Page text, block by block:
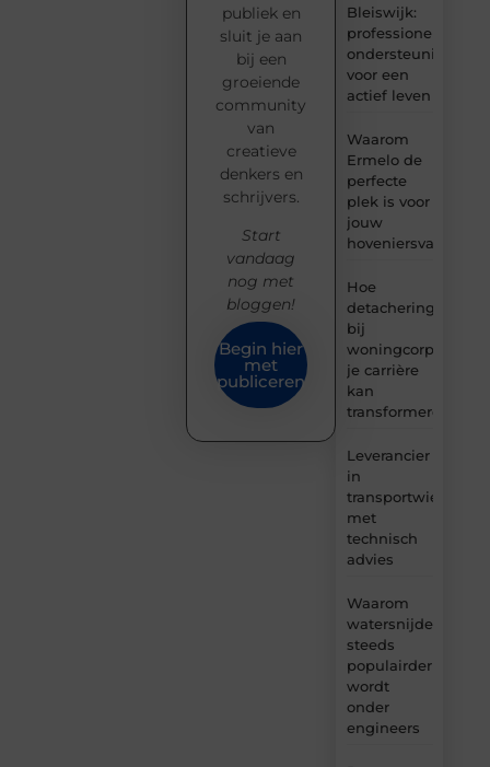
Bleiswijk:
professionele
ondersteuning
voor een
actief leven
Waarom
Ermelo de
perfecte
plek is voor
jouw
Hoe
detachering
bij
woningcorporaties
je carrière
kan
transformeren
Leverancier
in
transportwielen
met
technisch
advies
Waarom
watersnijden
steeds
populairder
wordt
onder
engineers
publiek en
sluit je aan
bij een
groeiende
community
van
creatieve
denkers en
schrijvers.
Start
vandaag
nog met
bloggen!
Begin hier
met
publiceren